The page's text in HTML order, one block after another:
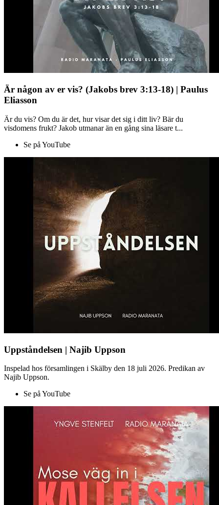
Är någon av er vis? (Jakobs brev 3:13-18) | Paulus
Eliasson
Är du vis? Om du är det, hur visar det sig i ditt liv? Bär du
visdomens frukt? Jakob utmanar än en gång sina läsare t...
Se på YouTube
Uppståndelsen | Najib Uppson
Inspelad hos församlingen i Skälby den 18 juli 2026. Predikan av
Najib Uppson.
Se på YouTube